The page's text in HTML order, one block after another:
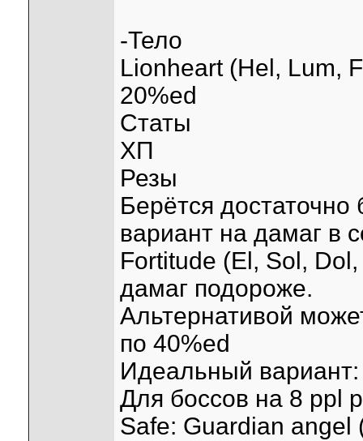
-Тело
Lionheart (Hel, Lum,
20%ed
Статы
ХП
Резы
Берётся
вариант на дамаг в
Fortitude (El, Sol,
дамаг подороже.
Альтернативой
по 40%ed
Идеальный
Для боссов на 8 ppl
Safe: Guardian angel